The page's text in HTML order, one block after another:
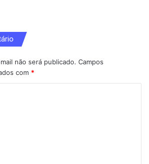
não será publicado. Campos
com *